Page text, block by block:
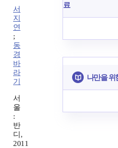
서
지
연
;
동
경
바
라
기
서
울
:
반
디,
2011
료
나만을 위